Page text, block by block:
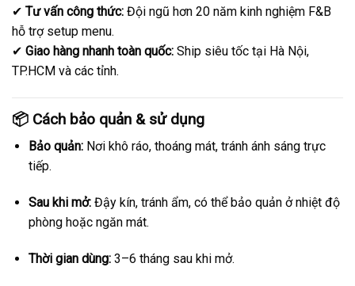
✔ Tư vấn công thức: Đội ngũ hơn 20 năm kinh nghiệm F&B
hỗ trợ setup menu.
✔ Giao hàng nhanh toàn quốc: Ship siêu tốc tại Hà Nội,
TP.HCM và các tỉnh.
📦 Cách bảo quản & sử dụng
Bảo quản:Nơi khô ráo, thoáng mát, tránh ánh sáng trực
tiếp.
Sau khi mở:Đậy kín, tránh ẩm, có thể bảo quản ở nhiệt độ
phòng hoặc ngăn mát.
Thời gian dùng:3–6 tháng sau khi mở.